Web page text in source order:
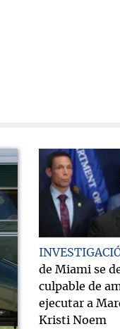
de Miami se
culpable de
ejecutar a
Kristi Noem